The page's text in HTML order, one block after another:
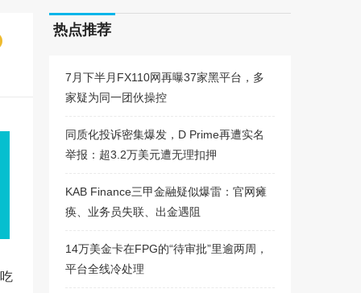
热点推荐
7月下半月FX110网再曝37家黑平台，多
家疑为同一团伙操控
同质化投诉密集爆发，D Prime再遭实名
举报：超3.2万美元遭无理扣押
KAB Finance三甲金融疑似爆雷：官网瘫
痪、业务员失联、出金遇阻
14万美金卡在FPG的“待审批”里逾两周，
平台全线冷处理